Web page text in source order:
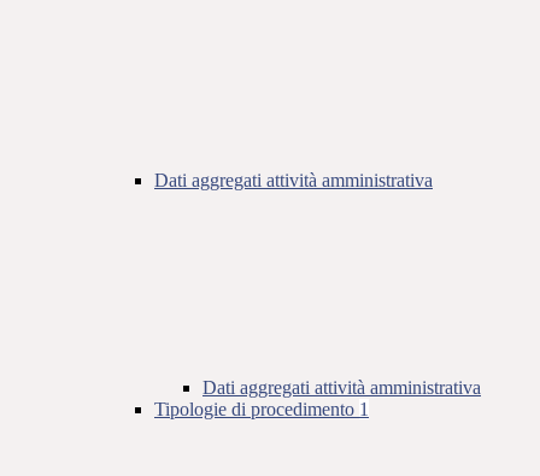
Dati aggregati attività amministrativa
Dati aggregati attività amministrativa
Tipologie di procedimento 1